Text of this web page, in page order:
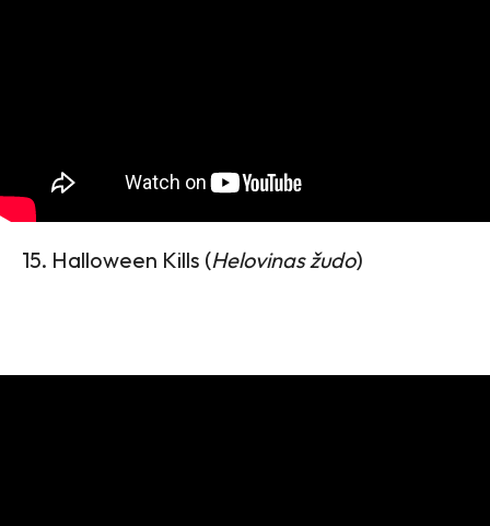
15. Halloween Kills (Helovinas žudo)